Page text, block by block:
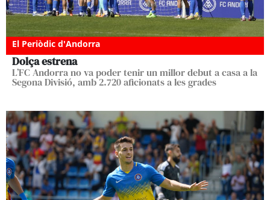
El Periòdic d'Andorra
Dolça estrena
L’FC Andorra no va poder tenir un millor debut a casa a la
Segona Divisió, amb 2.720 aficionats a les grades